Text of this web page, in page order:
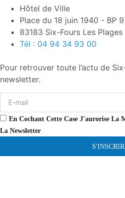
Hôtel de Ville
Place du 18 juin 1940 - BP
83183 Six-Fours Les Plages
Tél : 04 94 34 93 00
Pour retrouver toute l’actu de
newsletter.
En Cochant Cette Case J'aurorise La
La Newsletter